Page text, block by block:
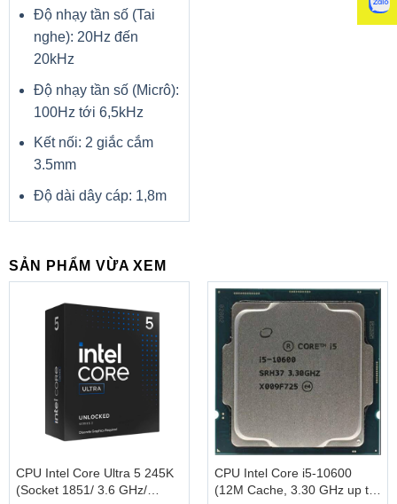
Độ nhạy tần số (Tai
nghe): 20Hz đến
20kHz
Độ nhạy tần số (Micrô):
100Hz tới 6,5kHz
Kết nối: 2 giắc cắm
3.5mm
Độ dài dây cáp: 1,8m
SẢN PHẨM VỪA XEM
CPU Intel Core Ultra 5 245K
(Socket 1851/ 3.6 GHz/
CPU Intel Core i5-10600
(12M Cache, 3.30 GHz up to